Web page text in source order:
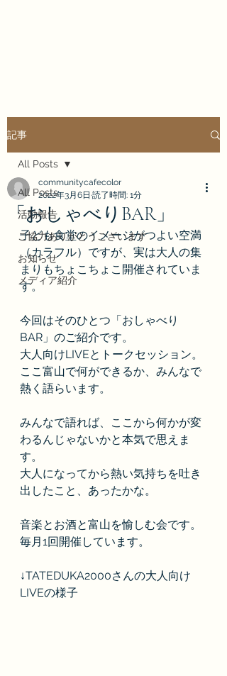
記事
All Posts
活動報告
ご協力ありがとうございます
お知らせ
メディア紹介
All Posts
「おしゃべりBAR」
communitycafecolor
2022年3月6日 読了時間: 1分
子ども食堂のイメージがつよい空満
（カラフル）ですが、実は大人の集
まりもちょこちょこ開催されていま
す。
今回はそのひとつ「おしゃべり
BAR」のご紹介です。
大人向けLIVEとトークセッション。
ここ富山で何ができるか、みんなで
熱く語らいます。
みんなで語れば、ここから何かが変
わるんじゃないかと本気で思えま
す。
大人になってから熱い気持ちを吐き
出したこと、あったかな。
音楽とお酒と富山を愉しむ会です。
毎月1回開催しています。
↓TATEDUKA2000さんの大人向け
LIVEの様子